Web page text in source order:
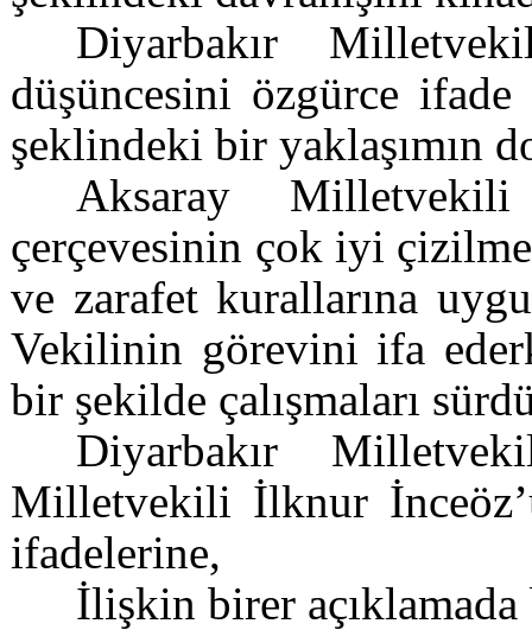
Diyarbakır
düşüncesini özgürce
şeklindeki bir yaklaşımın
Aksaray
çerçevesinin çok iyi
ve zarafet kurallarına
Vekilinin görevini ifa
bir şekilde çalışmaları
Diyarbakır
Milletvekili İlknur
ifadelerine,
İlişkin birer